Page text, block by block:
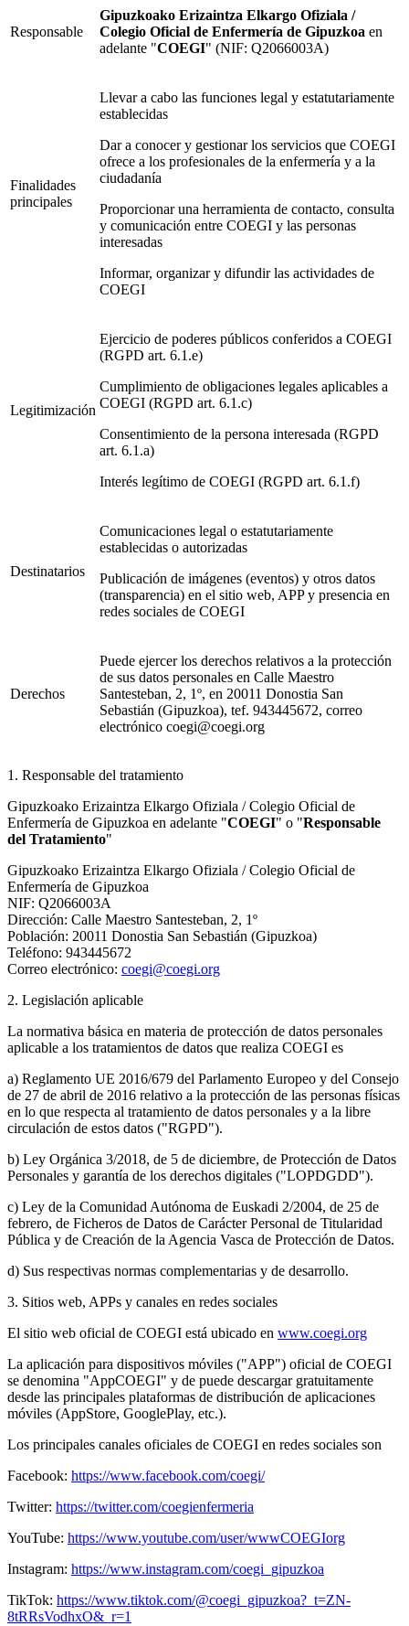
Responsable
Gipuzkoako Erizaintza Elkargo Ofiziala /
Colegio Oficial de Enfermería de Gipuzkoa en
adelante "COEGI" (NIF: Q2066003A)
Finalidades
principales
Llevar a cabo las funciones legal y estatutariamente
establecidas
Dar a conocer y gestionar los servicios que COEGI
ofrece a los profesionales de la enfermería y a la
ciudadanía
Proporcionar una herramienta de contacto, consulta
y comunicación entre COEGI y las personas
interesadas
Informar, organizar y difundir las actividades de
COEGI
Legitimización
Ejercicio de poderes públicos conferidos a COEGI
(RGPD art. 6.1.e)
Cumplimiento de obligaciones legales aplicables a
COEGI (RGPD art. 6.1.c)
Consentimiento de la persona interesada (RGPD
art. 6.1.a)
Interés legítimo de COEGI (RGPD art. 6.1.f)
Destinatarios
Comunicaciones legal o estatutariamente
establecidas o autorizadas
Publicación de imágenes (eventos) y otros datos
(transparencia) en el sitio web, APP y presencia en
redes sociales de COEGI
Derechos
Puede ejercer los derechos relativos a la protección
de sus datos personales en Calle Maestro
Santesteban, 2, 1º, en 20011 Donostia San
Sebastián (Gipuzkoa), tef. 943445672, correo
electrónico coegi@coegi.org
1. Responsable del tratamiento
Gipuzkoako Erizaintza Elkargo Ofiziala / Colegio Oficial de
Enfermería de Gipuzkoa en adelante "COEGI" o "Responsable
del Tratamiento"
Gipuzkoako Erizaintza Elkargo Ofiziala / Colegio Oficial de
Enfermería de Gipuzkoa
NIF: Q2066003A
Dirección: Calle Maestro Santesteban, 2, 1º
Población: 20011 Donostia San Sebastián (Gipuzkoa)
Teléfono: 943445672
Correo electrónico: coegi@coegi.org
2. Legislación aplicable
La normativa básica en materia de protección de datos personales
aplicable a los tratamientos de datos que realiza COEGI es
a) Reglamento UE 2016/679 del Parlamento Europeo y del Consejo
de 27 de abril de 2016 relativo a la protección de las personas físicas
en lo que respecta al tratamiento de datos personales y a la libre
circulación de estos datos ("RGPD").
b) Ley Orgánica 3/2018, de 5 de diciembre, de Protección de Datos
Personales y garantía de los derechos digitales ("LOPDGDD").
c) Ley de la Comunidad Autónoma de Euskadi 2/2004, de 25 de
febrero, de Ficheros de Datos de Carácter Personal de Titularidad
Pública y de Creación de la Agencia Vasca de Protección de Datos.
d) Sus respectivas normas complementarias y de desarrollo.
3. Sitios web, APPs y canales en redes sociales
El sitio web oficial de COEGI está ubicado en www.coegi.org
La aplicación para dispositivos móviles ("APP") oficial de COEGI
se denomina "AppCOEGI" y de puede descargar gratuitamente
desde las principales plataformas de distribución de aplicaciones
móviles (AppStore, GooglePlay, etc.).
Los principales canales oficiales de COEGI en redes sociales son
Facebook: https://www.facebook.com/coegi/
Twitter: https://twitter.com/coegienfermeria
YouTube: https://www.youtube.com/user/wwwCOEGIorg
Instagram: https://www.instagram.com/coegi_gipuzkoa
TikTok: https://www.tiktok.com/@coegi_gipuzkoa?_t=ZN-
8tRRsVodhxO&_r=1